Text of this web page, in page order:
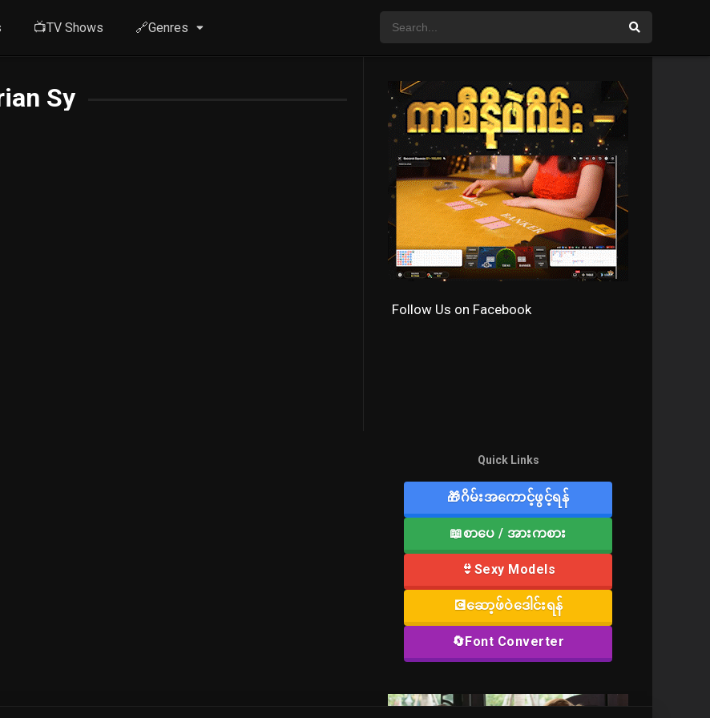
📺TV Shows 🔗Genres
Sy
Follow Us on Facebook
Quick Links
🎁ဂိမ်းအကောင့်ဖွင့်ရန်
📖စာပေ / အားကစား
👙Sexy Models
💽ဆော့ဖ်ဝဲဒေါင်းရန်
🔄Font Converter